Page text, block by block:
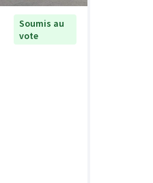
Soumis au
vote